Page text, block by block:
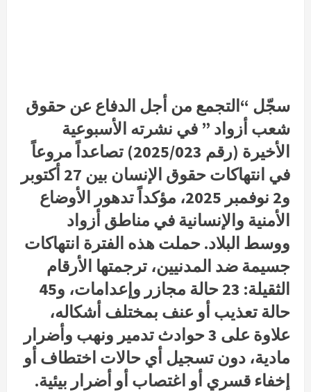
سجّل “التجمع من أجل الدفاع عن حقوق
شعب أزواد ” في نشرته الأسبوعية
الأخيرة (رقم 2025/023) تصاعداً مروعاً
في انتهاكات حقوق الإنسان بين 27 أكتوبر
و2 نوفمبر 2025، مؤكداً تدهور الأوضاع
الأمنية والإنسانية في مناطق أزواد
ووسط البلاد. حملت هذه الفترة انتهاكات
جسيمة ضد المدنيين، ترجمتها الأرقام
الثقيلة: 23 حالة مجازر وإعدامات، و45
حالة تعذيب أو عنف بمختلف أشكاله،
علاوة على 3 حوادث تدمير ونهب وأضرار
مادية، دون تسجيل أي حالات اختطاف أو
إخفاء قسري أو اغتصاب أو أضرار بيئية.